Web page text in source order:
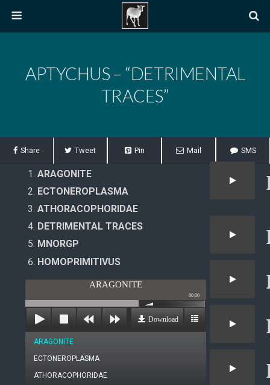
APTYCHUS – “DETRIMENTAL
TRACES”
Share Tweet Pin Mail SMS
ARAGONITE
ECTONEROPLASMA
ATHORACOPHORIDAE
DETRIMENTAL TRACES
MNORGP
HOMOPRIMITIVUS
ARAGONITE
00:00
Download
ARAGONITE
ECTONEROPLASMA
ATHORACOPHORIDAE